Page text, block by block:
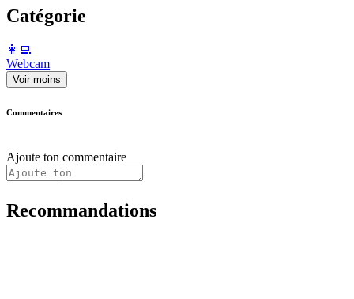
Catégorie
️👩‍💻️
Webcam
Voir moins
Commentaires
Ajoute ton commentaire
Recommandations